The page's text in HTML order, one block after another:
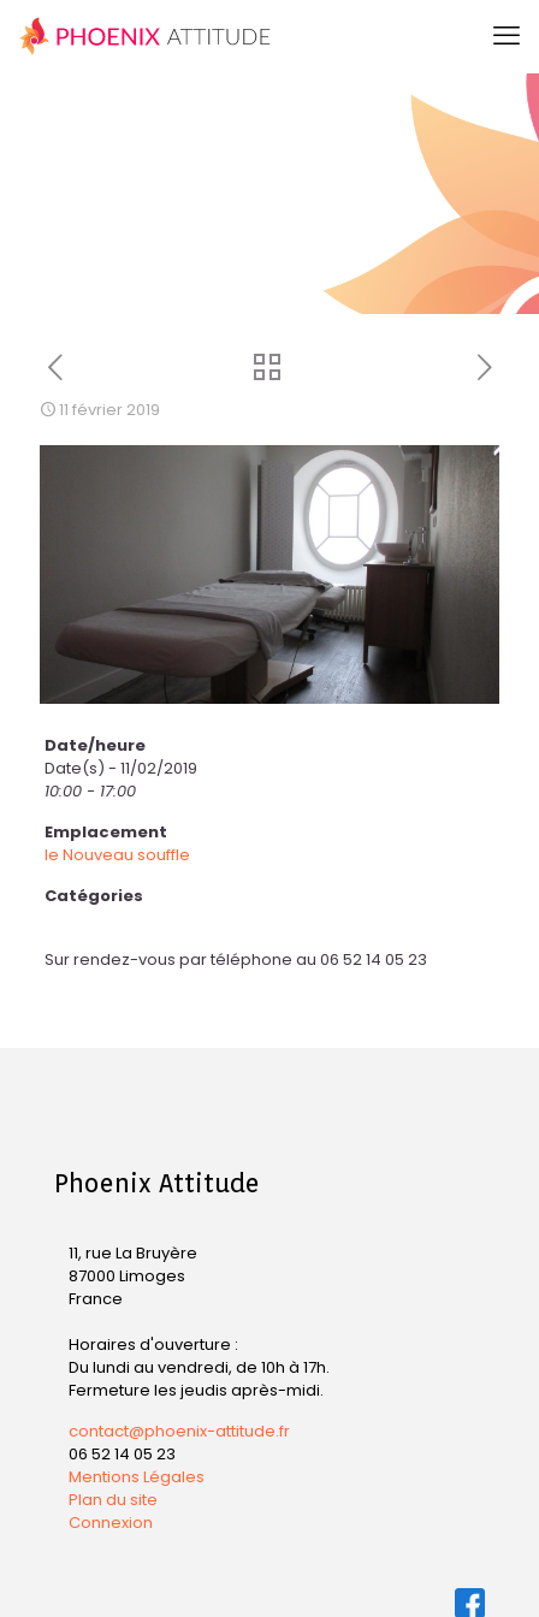
11 février 2019
Date/heure
Date(s) - 11/02/2019
10:00 - 17:00
Emplacement
le Nouveau souffle
Catégories
Sur rendez-vous par téléphone au 06 52 14 05 23
Phoenix Attitude
11, rue La Bruyère
87000 Limoges
France
Horaires d'ouverture :
Du lundi au vendredi, de 10h à 17h.
Fermeture les jeudis après-midi.
contact@phoenix-attitude.fr
06 52 14 05 23
Mentions Légales
Plan du site
Connexion